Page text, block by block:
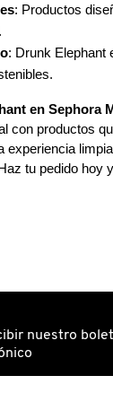
: Productos
: Drunk Elephant
en Sephora
con productos
experiencia
tu pedido hoy
nuestro